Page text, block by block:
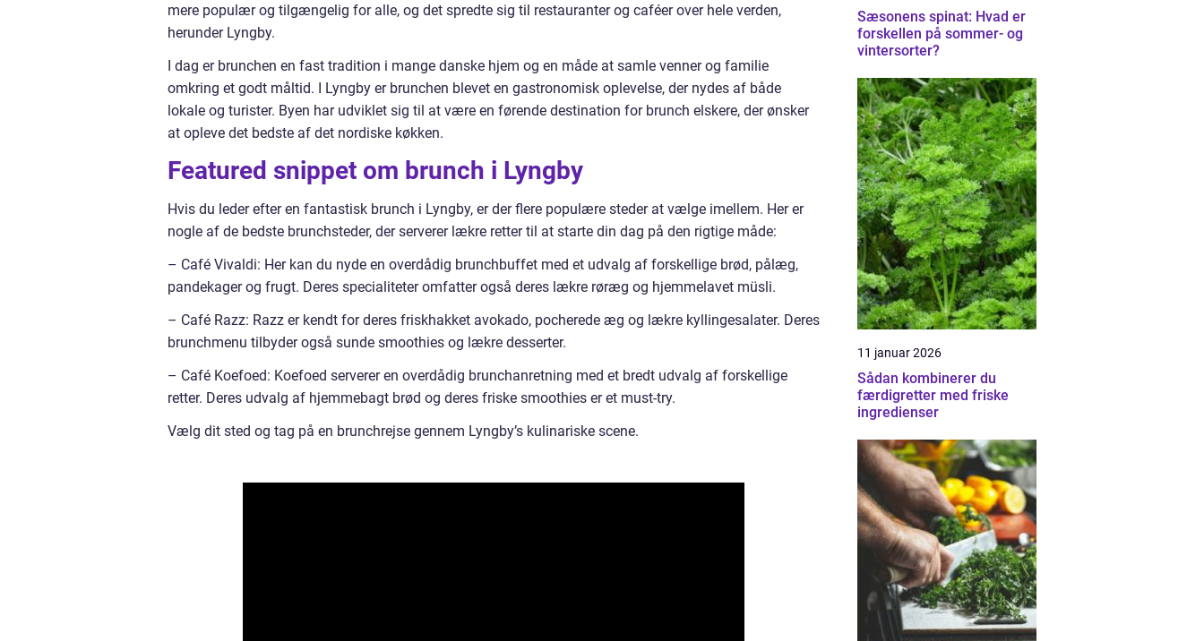
mere populær og tilgængelig for alle, og det spredte sig til restauranter og caféer over hele verden,
herunder Lyngby.
I dag er brunchen en fast tradition i mange danske hjem og en måde at samle venner og familie
omkring et godt måltid. I Lyngby er brunchen blevet en gastronomisk oplevelse, der nydes af både
lokale og turister. Byen har udviklet sig til at være en førende destination for brunch elskere, der ønsker
at opleve det bedste af det nordiske køkken.
Featured snippet om brunch i Lyngby
Hvis du leder efter en fantastisk brunch i Lyngby, er der flere populære steder at vælge imellem. Her er
nogle af de bedste brunchsteder, der serverer lækre retter til at starte din dag på den rigtige måde:
– Café Vivaldi: Her kan du nyde en overdådig brunchbuffet med et udvalg af forskellige brød, pålæg,
pandekager og frugt. Deres specialiteter omfatter også deres lækre røræg og hjemmelavet müsli.
– Café Razz: Razz er kendt for deres friskhakket avokado, pocherede æg og lækre kyllingesalater. Deres
brunchmenu tilbyder også sunde smoothies og lækre desserter.
– Café Koefoed: Koefoed serverer en overdådig brunchanretning med et bredt udvalg af forskellige
retter. Deres udvalg af hjemmebagt brød og deres friske smoothies er et must-try.
Vælg dit sted og tag på en brunchrejse gennem Lyngby’s kulinariske scene.
Sæsonens spinat: Hvad er
forskellen på sommer- og
vintersorter?
11 januar 2026
Sådan kombinerer du
færdigretter med friske
ingredienser